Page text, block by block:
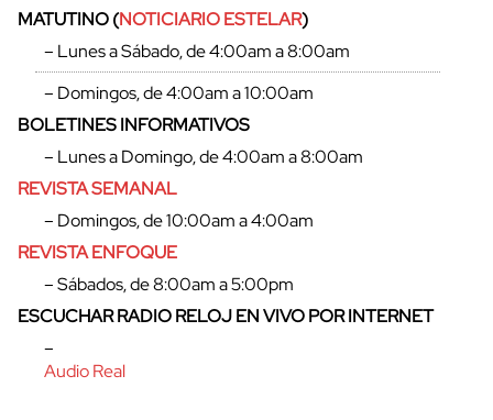
cerrar
MATUTINO (NOTICIARIO ESTELAR)
– Lunes a Sábado, de 4:00am a 8:00am
– Domingos, de 4:00am a 10:00am
BOLETINES INFORMATIVOS
– Lunes a Domingo, de 4:00am a 8:00am
REVISTA SEMANAL
– Domingos, de 10:00am a 4:00am
REVISTA ENFOQUE
– Sábados, de 8:00am a 5:00pm
ESCUCHAR RADIO RELOJ EN VIVO POR INTERNET
–
Audio Real